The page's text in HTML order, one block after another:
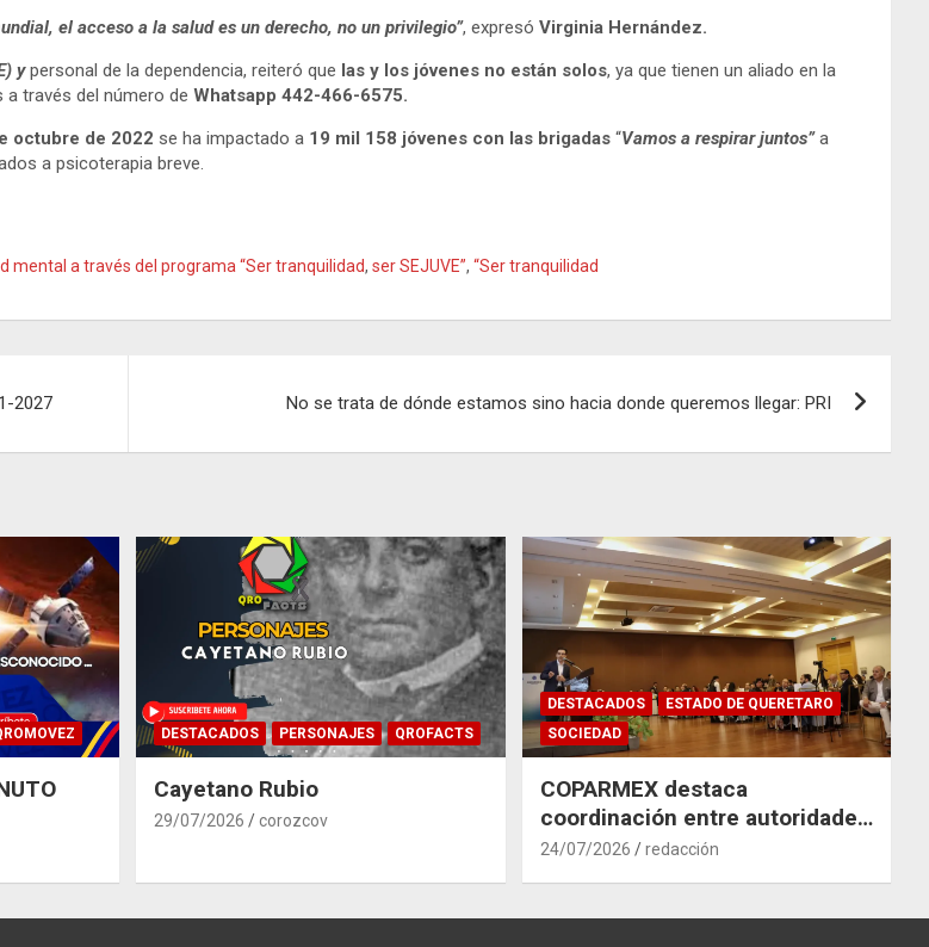
el acceso a la salud es un derecho, no un privilegio”, expresó Virginia Hernández.
ypersonal de la dependencia, reiteró que las y los jóvenes no están solos, ya que tienen un aliado en la
a través del número de Whatsapp 442-466-6575.
octubre de 2022 se ha impactado a 19 mil 158 jóvenes con las brigadas “Vamos a respirar juntos”a
a psicoterapia breve.
mental a través del programa “Ser tranquilidad, ser SEJUVE”, “Ser tranquilidad
2027 No se trata de dónde estamos sino hacia donde queremos llegar: PRI
DESTACADOS PERSONAJES QROFACTS
Cayetano Rubio
29/07/2026 corozcov
DESTACADOS
ESTADO DE QUERETARO
SOCIEDAD
COPARMEX destaca
coordinación entre autoridades
y empresas para mitigar el
24/07/2026 redacción